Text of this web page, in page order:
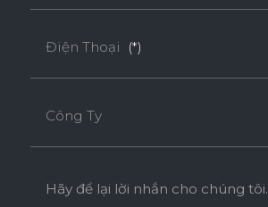
Điện Thoại (*)
Công Ty
Hãy để lại lời nhắn cho chúng tôi.